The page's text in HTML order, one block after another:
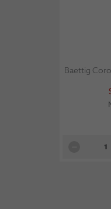
Baettig